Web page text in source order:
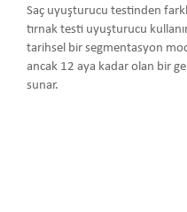
Saç uyuşturucu testinden
tırnak testi uyuşturucu
tarihsel bir segmentasyon
ancak 12 aya kadar olan bir
sunar.